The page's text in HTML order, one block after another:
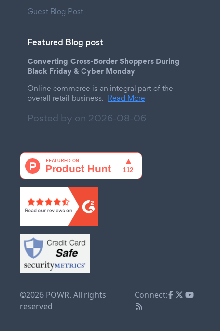
Guest Blog Post
Featured Blog post
Converting Cross-Border Shoppers During
Black Friday & Cyber Monday
Online commerce is an integral part of the
overall retail business. Read More
Posted by on 2026-08-06
©2026 POWR. All rights
reserved
Connect: